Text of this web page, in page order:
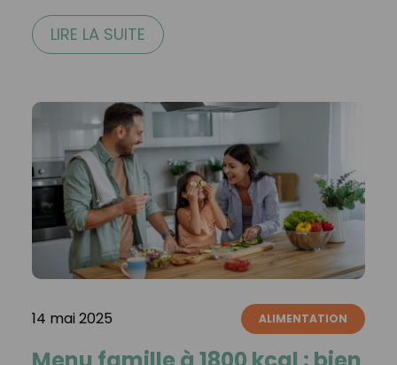
LIRE LA SUITE
14 mai 2025 ALIMENTATION